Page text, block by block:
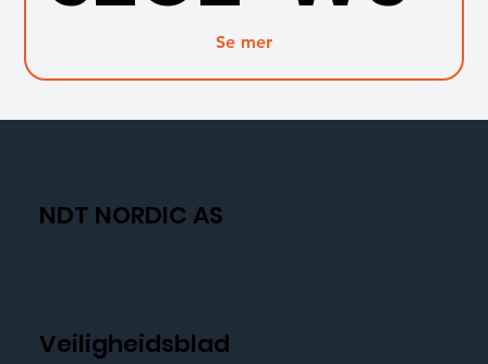
Se mer
NDT NORDIC AS
Veiligheidsblad